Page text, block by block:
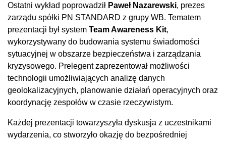
Ostatni wykład poprowadził Paweł Nazarewski, prezes
zarządu spółki PN STANDARD z grupy WB. Tematem
prezentacji był system Team Awareness Kit,
wykorzystywany do budowania systemu świadomości
sytuacyjnej w obszarze bezpieczeństwa i zarządzania
kryzysowego. Prelegent zaprezentował możliwości
technologii umożliwiających analizę danych
geolokalizacyjnych, planowanie działań operacyjnych oraz
koordynację zespołów w czasie rzeczywistym.
Każdej prezentacji towarzyszyła dyskusja z uczestnikami
wydarzenia, co stworzyło okazję do bezpośredniej